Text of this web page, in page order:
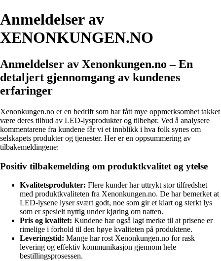
Anmeldelser av
XENONKUNGEN.NO
Anmeldelser av Xenonkungen.no – En
detaljert gjennomgang av kundenes
erfaringer
Xenonkungen.no er en bedrift som har fått mye oppmerksomhet takket
være deres tilbud av LED-lysprodukter og tilbehør. Ved å analysere
kommentarene fra kundene får vi et innblikk i hva folk synes om
selskapets produkter og tjenester. Her er en oppsummering av
tilbakemeldingene:
Positiv tilbakemelding om produktkvalitet og ytelse
Kvalitetsprodukter: Flere kunder har uttrykt stor tilfredshet
med produktkvaliteten fra Xenonkungen.no. De har bemerket at
LED-lysene lyser svært godt, noe som gir et klart og sterkt lys
som er spesielt nyttig under kjøring om natten.
Pris og kvalitet: Kundene har også lagt merke til at prisene er
rimelige i forhold til den høye kvaliteten på produktene.
Leveringstid: Mange har rost Xenonkungen.no for rask
levering og effektiv kommunikasjon gjennom hele
bestillingsprosessen.